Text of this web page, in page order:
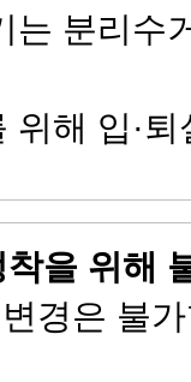
는 분리수
해 입·
을 위해
경은 불